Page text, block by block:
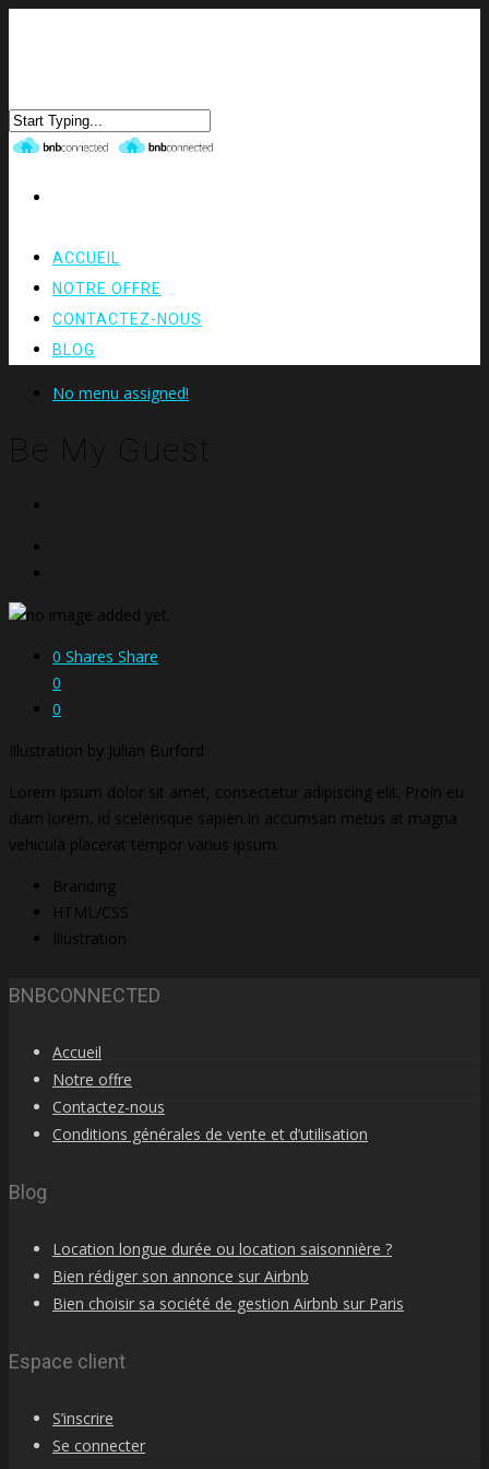
ACCUEIL
NOTRE OFFRE
CONTACTEZ-NOUS
BLOG
No menu assigned!
Be My Guest
0 Shares Share
0
0
Illustration by Julian Burford
Lorem ipsum dolor sit amet, consectetur adipiscing elit. Proin eu
diam lorem, id scelerisque sapien.In accumsan metus at magna
vehicula placerat tempor varius ipsum.
Branding
HTML/CSS
Illustration
BNBCONNECTED
Accueil
Notre offre
Contactez-nous
Conditions générales de vente et d’utilisation
Blog
Location longue durée ou location saisonnière ?
Bien rédiger son annonce sur Airbnb
Bien choisir sa société de gestion Airbnb sur Paris
Espace client
S’inscrire
Se connecter